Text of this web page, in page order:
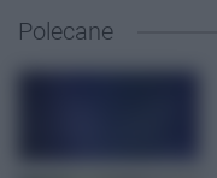
Polecane